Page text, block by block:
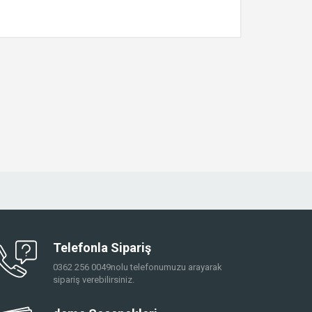
Telefonla Sipariş
0362 256 0049nolu telefonumuzu arayarak
sipariş verebilirsiniz.